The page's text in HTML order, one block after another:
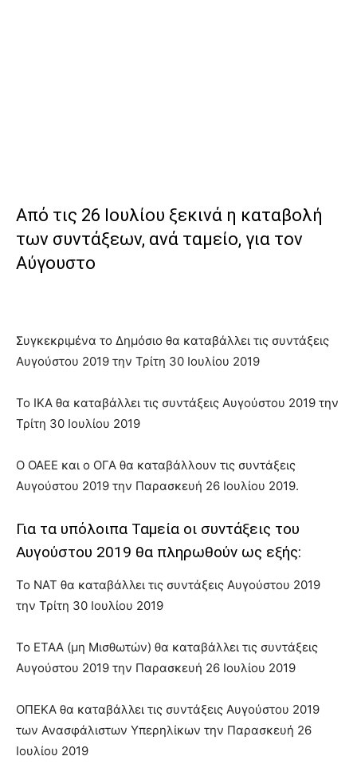
Από τις 26 Ιουλίου ξεκινά η καταβολή
των συντάξεων, ανά ταμείο, για τον
Αύγουστο
Συγκεκριμένα το Δημόσιο θα καταβάλλει τις συντάξεις
Αυγούστου 2019 την Τρίτη 30 Ιουλίου 2019
Το ΙΚΑ θα καταβάλλει τις συντάξεις Αυγούστου 2019 την
Τρίτη 30 Ιουλίου 2019
Ο ΟΑΕΕ και ο ΟΓΑ θα καταβάλλουν τις συντάξεις
Αυγούστου 2019 την Παρασκευή 26 Ιουλίου 2019.
Για τα υπόλοιπα Ταμεία οι συντάξεις του
Αυγούστου 2019 θα πληρωθούν ως εξής:
Το ΝΑΤ θα καταβάλλει τις συντάξεις Αυγούστου 2019
την Τρίτη 30 Ιουλίου 2019
Το ΕΤΑΑ (μη Μισθωτών) θα καταβάλλει τις συντάξεις
Αυγούστου 2019 την Παρασκευή 26 Ιουλίου 2019
ΟΠΕΚΑ θα καταβάλλει τις συντάξεις Αυγούστου 2019
των Ανασφάλιστων Υπερηλίκων την Παρασκευή 26
Ιουλίου 2019